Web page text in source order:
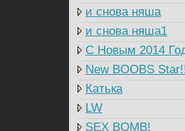
и снова няша
и снова няша1
C Новым 2014
New BOOBS
Катька
LW
SEX BOMB!